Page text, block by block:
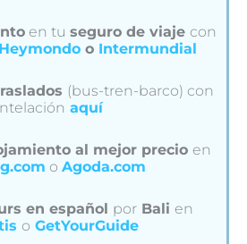
en tuseguro de viaje con
Heymondoo Intermundial
(bus-tren-barco) con
aquí
al mejor precio en
o Agoda.com
en español porBali en
o GetYourGuide